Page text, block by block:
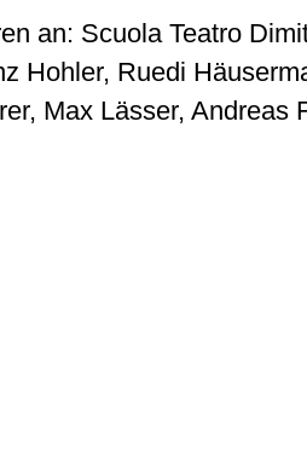
an: Scuola Teatro
Hohler, Ruedi
Max Lässer, Andreas